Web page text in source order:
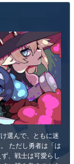
選んで、ともに迷
ただし勇者は「は
、戦士は可愛らし